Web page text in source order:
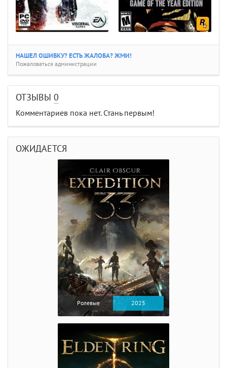
НАШЕЛ ОШИБКУ? ЕСТЬ ЖАЛОБА? ЖМИ!
Пожаловаться администрации
ОТЗЫВЫ 0
Комментариев пока нет. Стань первым!
ОЖИДАЕТСЯ
Ролевые 2025